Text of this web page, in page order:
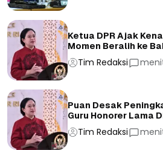
Ketua DPR Ajak
Momen Beralih ke
Tim Redaksi
Puan Desak
Guru Honorer Lama
Tim Redaksi